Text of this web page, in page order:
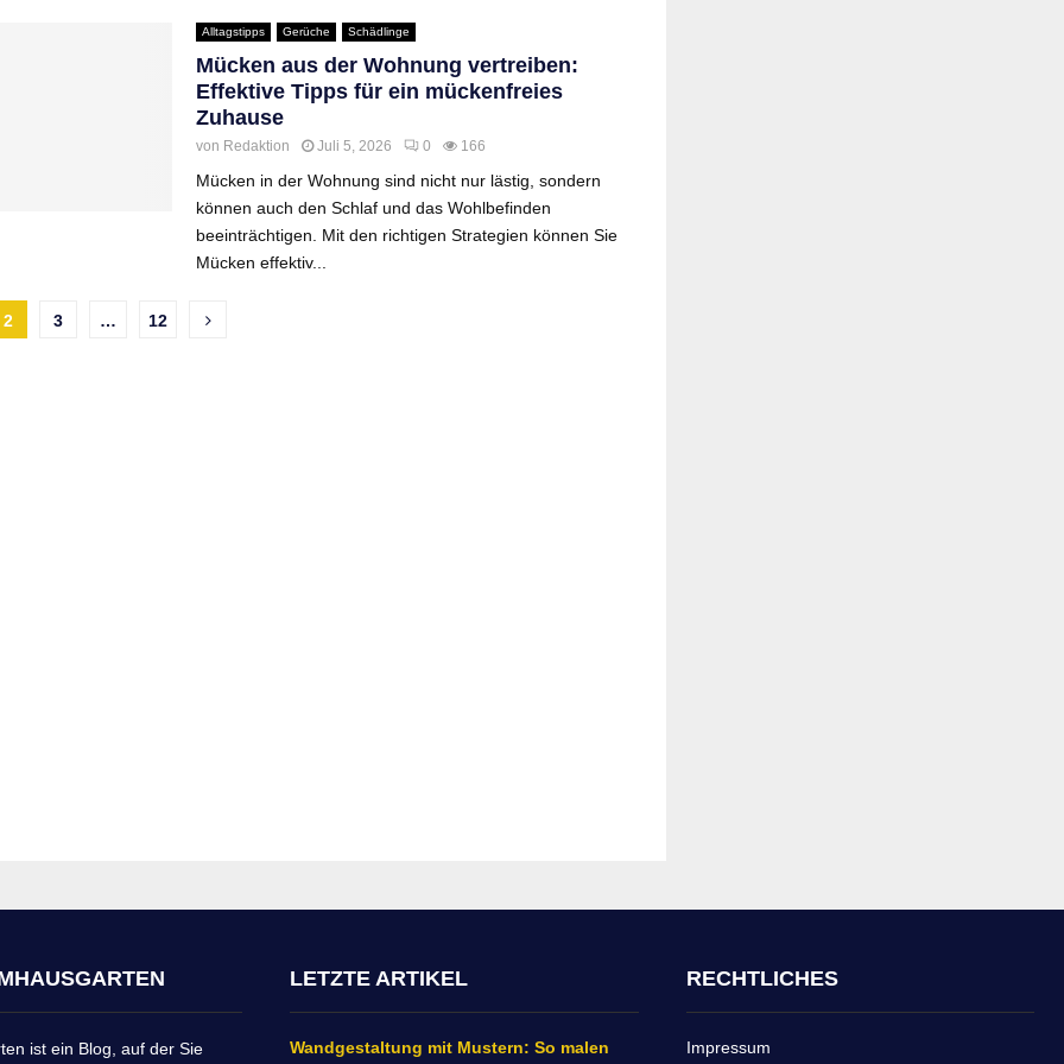
Alltagstipps Gerüche Schädlinge
Mücken aus der Wohnung vertreiben:
Effektive Tipps für ein mückenfreies
Zuhause
von Redaktion Juli 5, 2026 0 166
Mücken in der Wohnung sind nicht nur lästig, sondern
können auch den Schlaf und das Wohlbefinden
beeinträchtigen. Mit den richtigen Strategien können Sie
Mücken effektiv...
2 3 … 12
ist ein Blog, auf der Sie
LETZTE ARTIKEL
Wandgestaltung mit Mustern: So malen
RECHTLICHES
Impressum